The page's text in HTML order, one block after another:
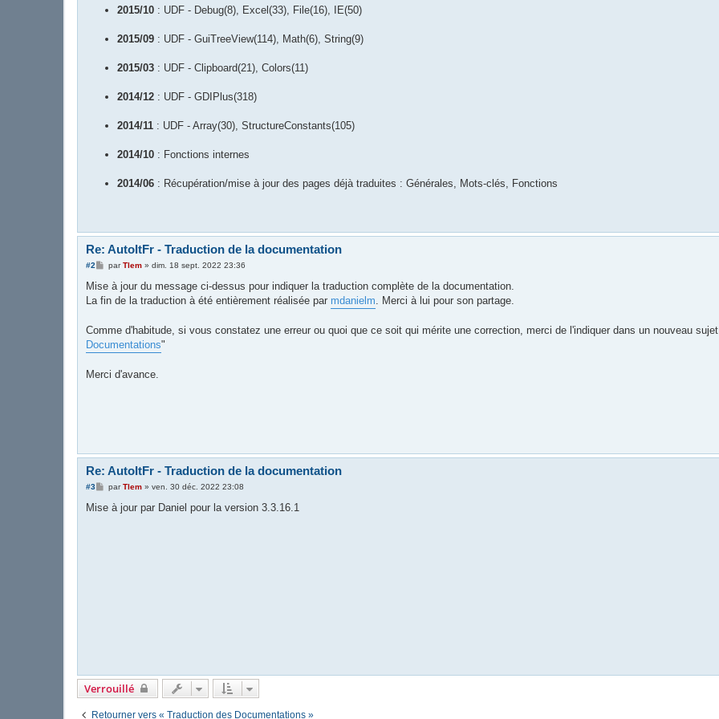
2015/10 : UDF - Debug(8), Excel(33), File(16), IE(50)
2015/09 : UDF - GuiTreeView(114), Math(6), String(9)
2015/03 : UDF - Clipboard(21), Colors(11)
2014/12 : UDF - GDIPlus(318)
2014/11 : UDF - Array(30), StructureConstants(105)
2014/10 : Fonctions internes
2014/06 : Récupération/mise à jour des pages déjà traduites : Générales, Mots-clés, Fonctions
Re: AutoItFr - Traduction de la documentation
#2
M
s
a
parTlem» dim. 18 sept. 2022 23:36
Mise à jour du message ci-dessus pour indiquer la traduction complète de la documentation.
La fin de la traduction à été entièrement réalisée par mdanielm . Merci à lui pour son partage.
Comme d'habitude, si vous constatez une erreur ou quoi que ce soit qui mérite une correction, merci de l'indiquer dans un nouveau
Documentations"
Merci d'avance.
Re: AutoItFr - Traduction de la documentation
#3
M
s
parTlem» ven. 30 déc. 2022 23:08
Mise à jour par Daniel pour la version 3.3.16.1
Verrouillé
Retourner vers « Traduction des Documentations »